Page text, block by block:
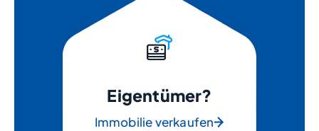
Eigentümer?
Immobilie verkaufen